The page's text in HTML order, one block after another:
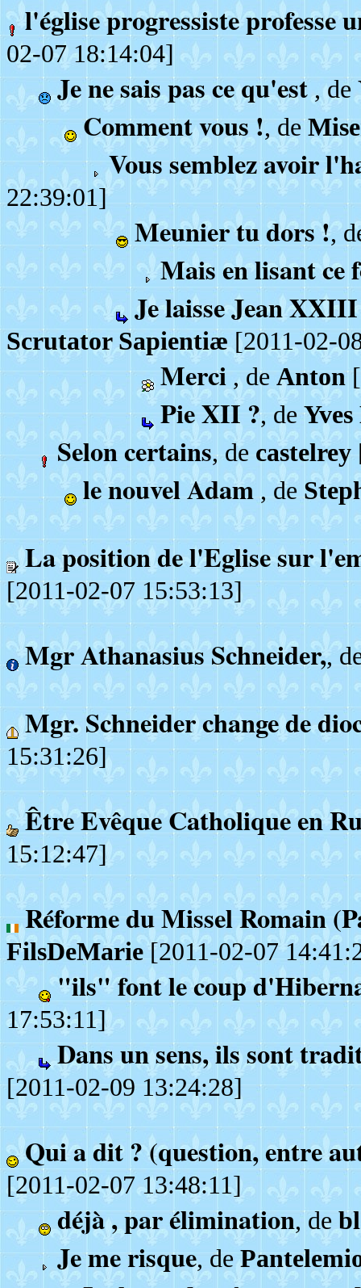
l'église progressiste professe
02-07 18:14:04]
Je ne sais pas ce qu'est, de
Comment vous !, de
Vous semblez avoir
22:39:01]
Meunier tu dors !,
Mais en lisant ce
Je laisse Jean
Scrutator Sapientiæ[2011-02-
Merci , de Anton
Pie XII ?, de
Selon certains, de castelrey
le nouvel Adam, de
La position de l'Eglise sur
[2011-02-07 15:53:13]
Mgr Athanasius Schneider,,
Mgr. Schneider change de
15:31:26]
Être Evêque Catholique en
15:12:47]
Réforme du Missel Romain
FilsDeMarie[2011-02-07
"ils" font le coup
17:53:11]
Dans un sens, ils sont
[2011-02-09 13:24:28]
Qui a dit ? (question, entre
[2011-02-07 13:48:11]
déjà , par élimination, de
Je me risque, de